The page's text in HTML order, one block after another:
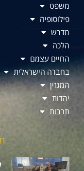
משפט
פילוסופיה
מדרש
הלכה
החיים עצמם
בחברה הישראלית
המגזין
יהדות
תרבות